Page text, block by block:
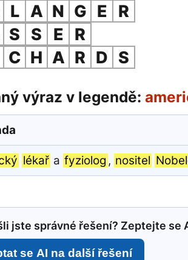
L A N G E
R
S S E
R
C H A R D S
výraz v legendě:
lékař a fyziolog , nositel
jste správné řešení? Zeptejte se
se AI na další řešení